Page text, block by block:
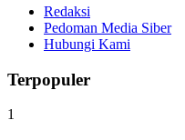
Redaksi
Pedoman Media Siber
Hubungi Kami
Terpopuler
1